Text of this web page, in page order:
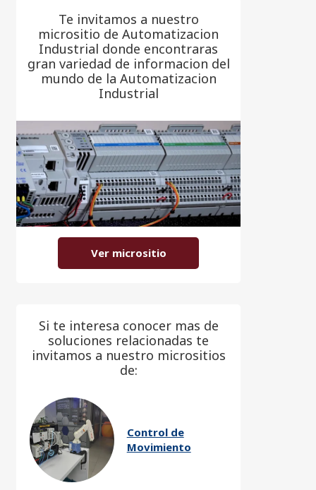
Te invitamos a nuestro
micrositio de Automatizacion
Industrial donde encontraras
gran variedad de informacion del
mundo de la Automatizacion
Industrial
Ver micrositio
Si te interesa conocer mas de
soluciones relacionadas te
invitamos a nuestro micrositios
de:
Control de
Movimiento